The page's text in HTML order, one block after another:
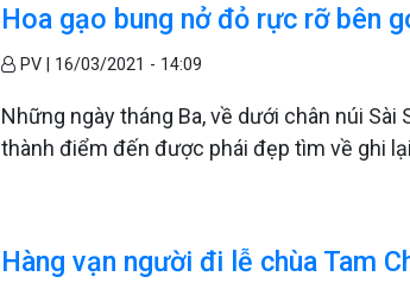
Hoa gạo bung nở đỏ rực rỡ bên
PV | 16/03/2021 - 14:09
Những ngày tháng Ba, về dưới chân núi
thành điểm đến được phái đẹp tìm về ghi
Hàng vạn người đi lễ chùa Tam